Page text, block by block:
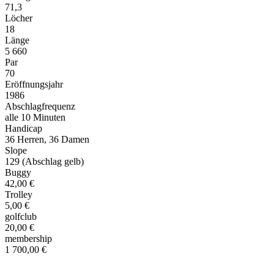
71,3
Löcher
18
Länge
5 660
Par
70
Eröffnungsjahr
1986
Abschlagfrequenz
alle 10 Minuten
Handicap
36 Herren, 36 Damen
Slope
129 (Abschlag gelb)
Buggy
42,00 €
Trolley
5,00 €
golfclub
20,00 €
membership
1 700,00 €